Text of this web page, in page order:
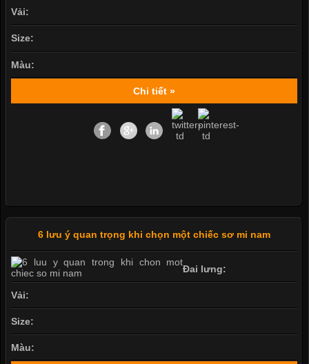
Vải:
Size:
Màu:
Chi tiết »
6 lưu ý quan trọng khi chọn một chiếc sơ mi nam
Đai lưng:
Vải:
Size:
Màu: